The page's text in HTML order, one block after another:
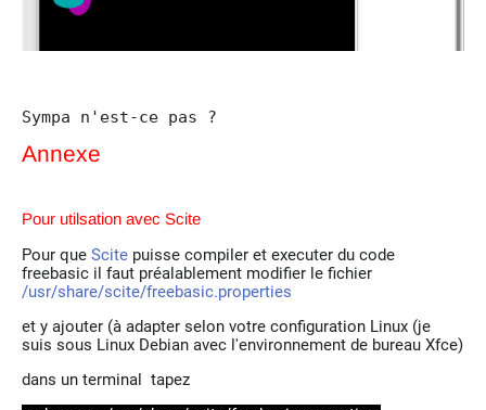
Sympa n'est-ce pas ?
Annexe
Pour utilsation avec Scite
Pour que Scite puisse compiler et executer du code
freebasic il faut préalablement modifier le fichier
/usr/share/scite/freebasic.properties
et y ajouter (à adapter selon votre configuration Linux (je
suis sous Linux Debian avec l'environnement de bureau Xfce)
dans un terminal tapez